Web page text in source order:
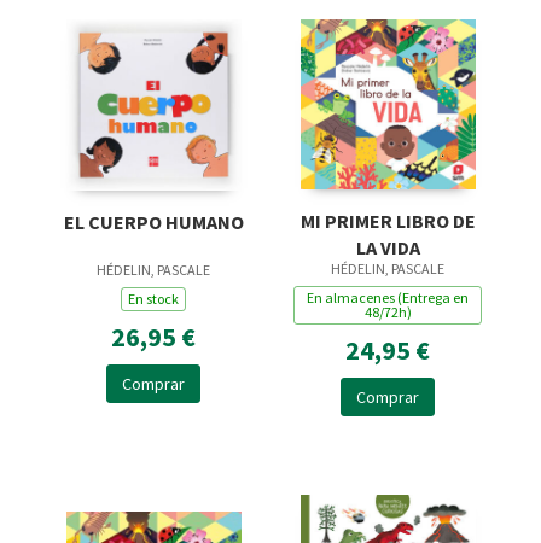
EL CUERPO HUMANO
HÉDELIN, PASCALE
En stock
26,95 €
Comprar
MI PRIMER LIBRO DE
LA VIDA
HÉDELIN, PASCALE
En almacenes (Entrega en
48/72h)
24,95 €
Comprar